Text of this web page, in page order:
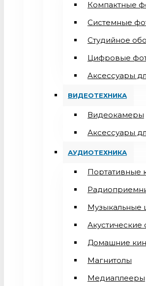
Компактные
Системные
Студийное
Цифровые
Aксессуары
ВИДЕОТЕХНИКА
Видеокамеры
Аксессуары
АУДИОТЕХНИКА
Портативные
Музыкальные
Акустические
Домашние
Магнитолы
Медиаплееры